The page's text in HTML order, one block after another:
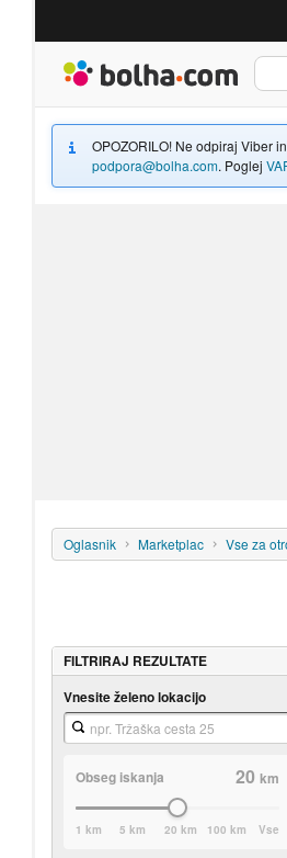
OPOZORILO! Ne odpiraj Viber
podpora@bolha.com. Poglej
Oglasnik Marketplac Vse za
FILTRIRAJ REZULTATE
Vnesite želeno lokacijo
Obseg iskanja 20km
1 km 5 km 20 km 100 km Vse